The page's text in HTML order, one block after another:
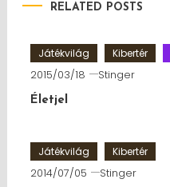
RELATED POSTS
Játékvilág Kibertér
2015/03/18 Stinger
Életjel
Játékvilág Kibertér
2014/07/05 Stinger